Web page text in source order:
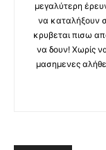
μεγαλύτερη
να καταλήξουν
κρυβεται πισω
να δουν! Χωρίς
μασημενες